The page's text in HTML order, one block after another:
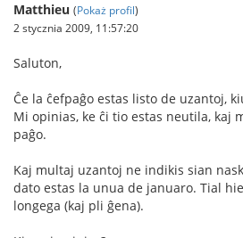
Matthieu (Pokaż profil)
2 stycznia 2009, 11:57:20
Saluton,
Ĉe la ĉefpaĝo estas listo de uzantoj,
Mi opinias, ke ĉi tio estas neutila, kaj
paĝo.
Kaj multaj uzantoj ne indikis sian
dato estas la unua de januaro. Tial
longega (kaj pli ĝena).